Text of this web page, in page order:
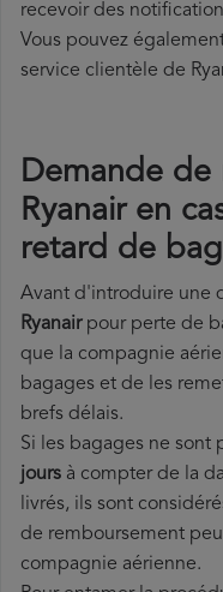
recevoir des
Vous pouvez
service clientèle de
Demande de
Ryanair en
retard de
Avant d'introduire une
Ryanairpour perte de
que la compagnie
bagages et de les
brefs délais.
Si les bagages ne sont
jours à compter de la
livrés, ils sont
de remboursement
compagnie aérienne.